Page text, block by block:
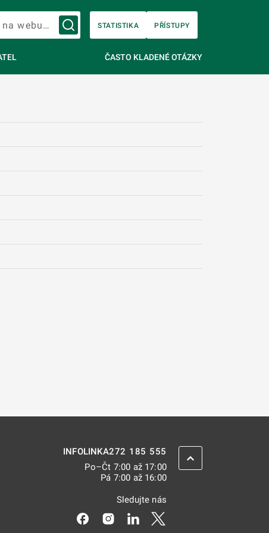
Vyhledávání na webu…
STATISTIKA PŘÍSTUPY
ČASTO KLADENÉ OTÁZKY
INFOLINKA272 185 555
Po–Čt 7:00 až 17:00
Pá 7:00 až 16:00
Sledujte nás
Odkaz se otevře na nové kartě
Odkaz se otevře na nové kartě
Odkaz se otevře na nové
ZPĚT NAHORU